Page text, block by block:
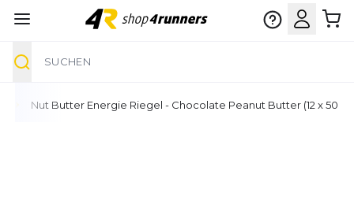
Nut Butter Energie Riegel - Chocolate Peanut Butter (12 x 50